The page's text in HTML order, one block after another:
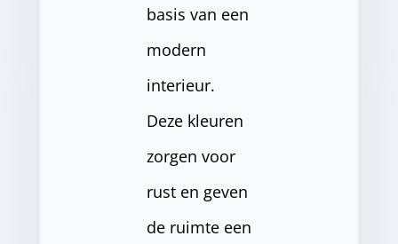
basis van een
modern
interieur.
Deze kleuren
zorgen voor
rust en geven
de ruimte een